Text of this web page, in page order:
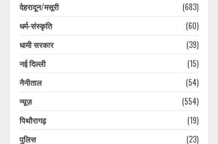
देहरादून/मसूरी
(683)
धर्म-संस्कृति
(60)
धामी सरकार
(39)
नई दिल्ली
(15)
नैनीताल
(54)
न्यूज़
(554)
पिथौरागढ़
(19)
पुलिस
(23)